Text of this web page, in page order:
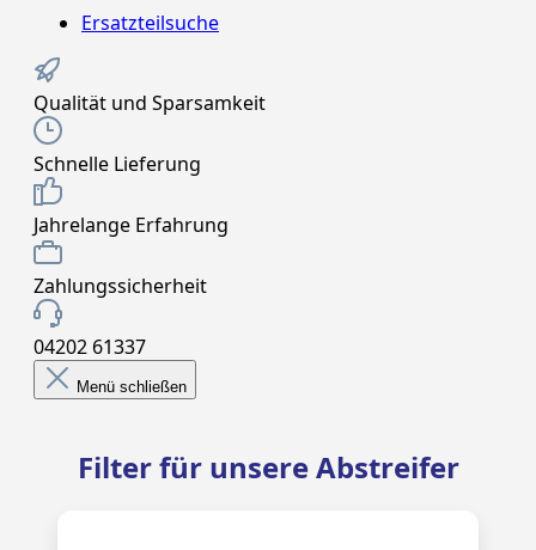
Ersatzteilsuche
Qualität und Sparsamkeit
Schnelle Lieferung
Jahrelange Erfahrung
Zahlungssicherheit
04202 61337
Menü schließen
Filter für unsere Abstreifer